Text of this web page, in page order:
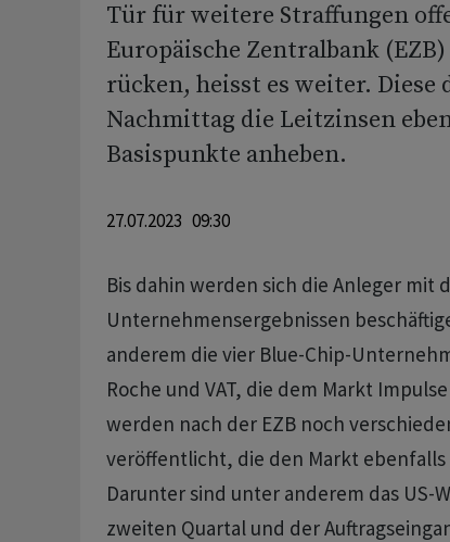
Tür für weitere Straffungen
Europäische Zentralbank
rücken, heisst es weiter. Diese
Nachmittag die Leitzinsen
Basispunkte anheben.
27.07.2023 09:30
Bis dahin werden sich die Anleger mit
Unternehmensergebnissen
anderem die vier Blue-Chip-
Roche und VAT, die dem Markt
werden nach der EZB noch
veröffentlicht, die den Markt
Darunter sind unter anderem das US-
zweiten Quartal und der